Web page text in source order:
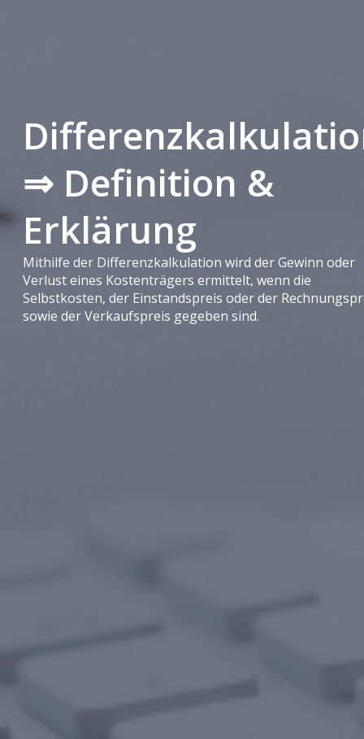
⇒ Definition &
Erklärung
Mithilfe der Differenzkalkulation wird der Gewinn oder
Verlust eines Kostenträgers ermittelt, wenn die
Selbstkosten, der Einstandspreis oder der
sowie der Verkaufspreis gegeben sind.